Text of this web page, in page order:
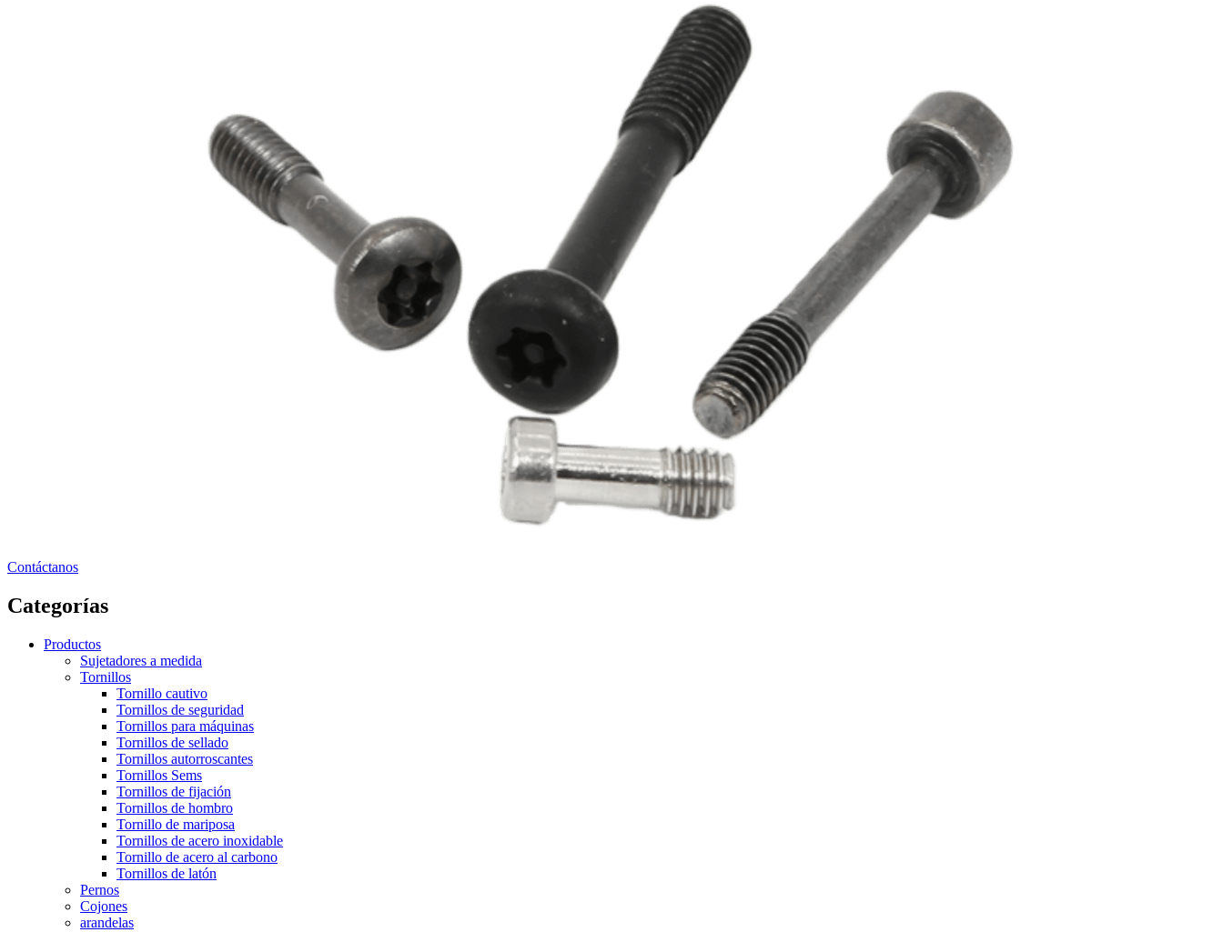
Contáctanos
Categorías
Productos
Sujetadores a medida
Tornillos
Tornillo cautivo
Tornillos de seguridad
Tornillos para máquinas
Tornillos de sellado
Tornillos autorroscantes
Tornillos Sems
Tornillos de fijación
Tornillos de hombro
Tornillo de mariposa
Tornillos de acero inoxidable
Tornillo de acero al carbono
Tornillos de latón
Pernos
Cojones
arandelas